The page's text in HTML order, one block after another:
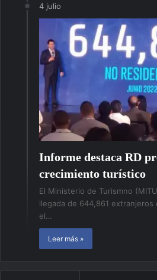
4 julio
Informe destaca RD
crecimiento turístico
El Ministerio de Turismno
llegada de 644,861 extranjeros
el…
Leer más »